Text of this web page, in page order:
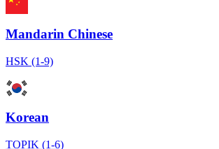
Mandarin Chinese
HSK (1-9)
Korean
TOPIK (1-6)